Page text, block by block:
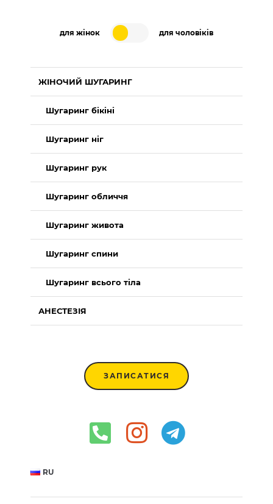
для жінок для чоловіків
ЖІНОЧИЙ ШУГАРИНГ
Шугаринг бікіні
Шугаринг ніг
Шугаринг рук
Шугаринг обличчя
Шугаринг живота
Шугаринг спини
Шугаринг всього тіла
АНЕСТЕЗІЯ
ЗАПИСАТИСЯ
RU